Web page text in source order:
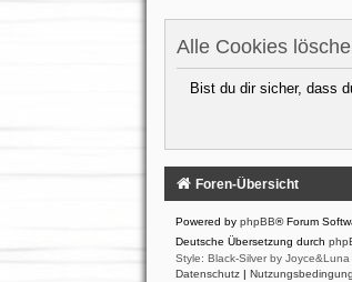
Alle Cookies
Bist du dir sicher, dass
Foren-Übersicht
Powered by phpBB® Forum
Deutsche Übersetzung durch
Style: Black-Silver by Joyce&Luna
Datenschutz |